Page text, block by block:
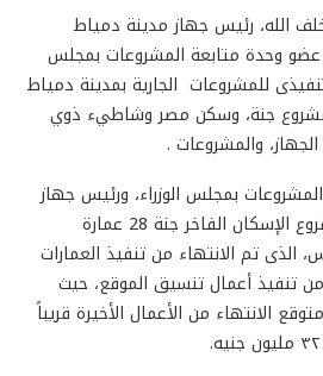
الله، رئيس جهاز مدينة دمياط
عضو وحدة متابعة المشروعات بمجلس
للمشروعات الجارية بمدينة دمياط
جنة، وسكن مصر وشاطيء ذوي
والمشروعات .
بمجلس الوزراء، ورئيس جهاز
مدينة دمياط الجديدة، مشروع الإسكان الفاخر جنة 28 عمارة
السادس، الذى تم الانتهاء من تنفيذ العمارات
من تنفيذ أعمال تنسيق الموقع، حيث
التنفيذ ٨٥٪، ومتوقع الانتهاء من الأعمال الأخيرة قريباً